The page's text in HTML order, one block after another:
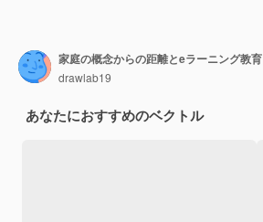
家庭の概念からの距離とeラーニング教育
drawlab19
あなたにおすすめのベクトル